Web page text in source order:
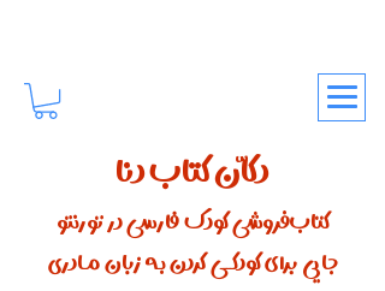
دکّان کتاب دنا
کتاب‌فروشی کودک فارسی در تورنتو
جایی برای کودکـــی کردن بـه زبان مـادری